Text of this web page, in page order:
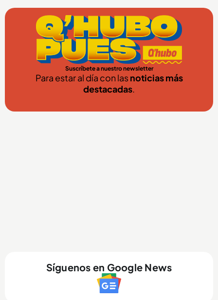
Suscríbete a nuestro newsletter
Para estar al día con lasnoticias más
destacadas.
Síguenos en Google News